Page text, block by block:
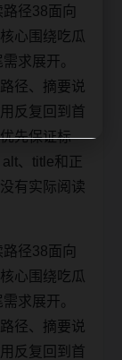
径38面向
心围绕吃瓜
求展开。
径、摘要说
反复回到首
先保证标
、title和正
有实际阅读
径38面向
心围绕吃瓜
求展开。
径、摘要说
反复回到首